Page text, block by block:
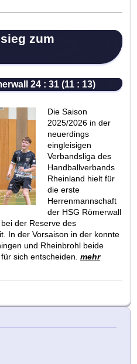
zum
24 : 31 (11 : 13)
Die Saison
2025/2026 in der
neuerdings
eingleisigen
Verbandsliga des
Handballverbands
Rheinland hielt für
die erste
Herrenmannschaft
der HSG Römerwall
der Reserve des
In der Vorsaison in der konnte
und Rheinbrohl beide
sich entscheiden. mehr